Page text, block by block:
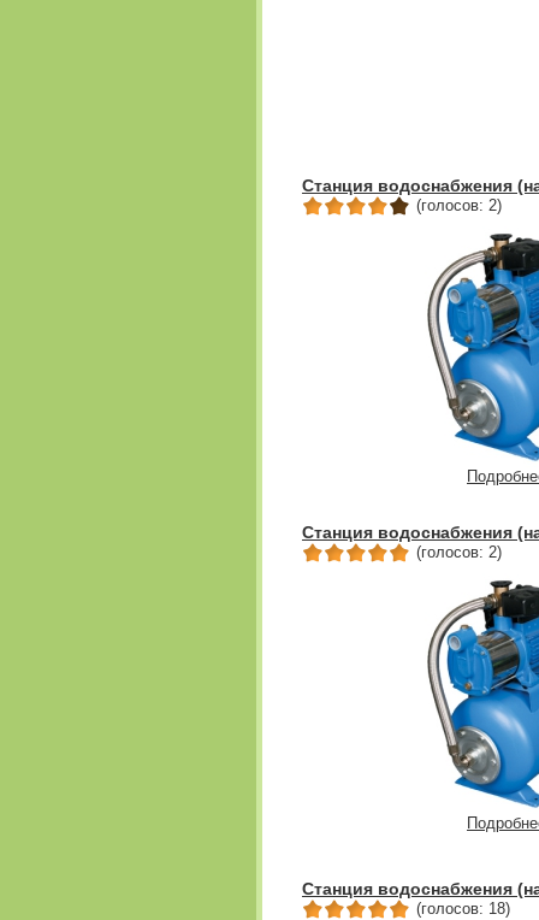
Станция водоснабжения
(голосов: 2)
Станция водоснабжения
(голосов: 2)
Станция водоснабжения
(голосов: 18)